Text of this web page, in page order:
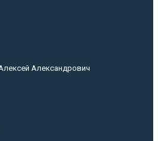
Александрович